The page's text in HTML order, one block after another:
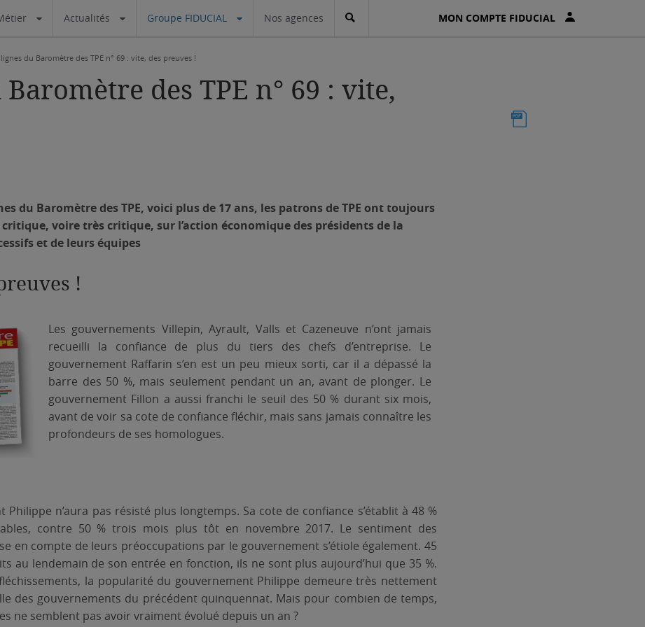
MON COMPTE FIDUCIAL
Actualités Groupe FIDUCIAL Nos agences
du Baromètre des TPE n° 69 : vite, des preuves !
des TPE n° 69 : vite,
du Baromètre des TPE, voici plus de 17 ans, les patrons de TPE ont toujours
voire très critique, sur l’action économique des présidents de la
et de leurs équipes
!
Les gouvernements Villepin, Ayrault, Valls et Cazeneuve n’ont jamais
recueilli la confiance de plus du tiers des chefs d’entreprise. Le
gouvernement Raffarin s’en est un peu mieux sorti, car il a dépassé la
barre des 50 %, mais seulement pendant un an, avant de plonger. Le
gouvernement Fillon a aussi franchi le seuil des 50 % durant six mois,
avant de voir sa cote de confiance fléchir, mais sans jamais connaître les
profondeurs de ses homologues.
Philippe n’aura pas résisté plus longtemps. Sa cote de confiance s’établit à 48 %
contre 50 % trois mois plus tôt en novembre 2017. Le sentiment des
en compte de leurs préoccupations par le gouvernement s’étiole également. 45
au lendemain de son entrée en fonction, ils ne sont plus aujourd’hui que 35 %.
la popularité du gouvernement Philippe demeure très nettement
des gouvernements du précédent quinquennat. Mais pour combien de temps,
ne semblent pas avoir vraiment évolué depuis un an ?